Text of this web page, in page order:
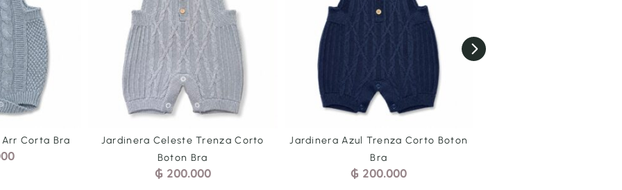
Corta Bra
Jardinera Celeste Trenza Corto
Boton Bra
₲ 200.000
Jardinera Azul Trenza Corto Boton
Bra
₲ 200.000